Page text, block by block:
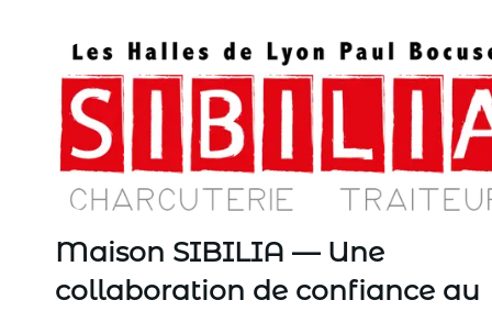
Maison SIBILIA — Une
collaboration de confiance au